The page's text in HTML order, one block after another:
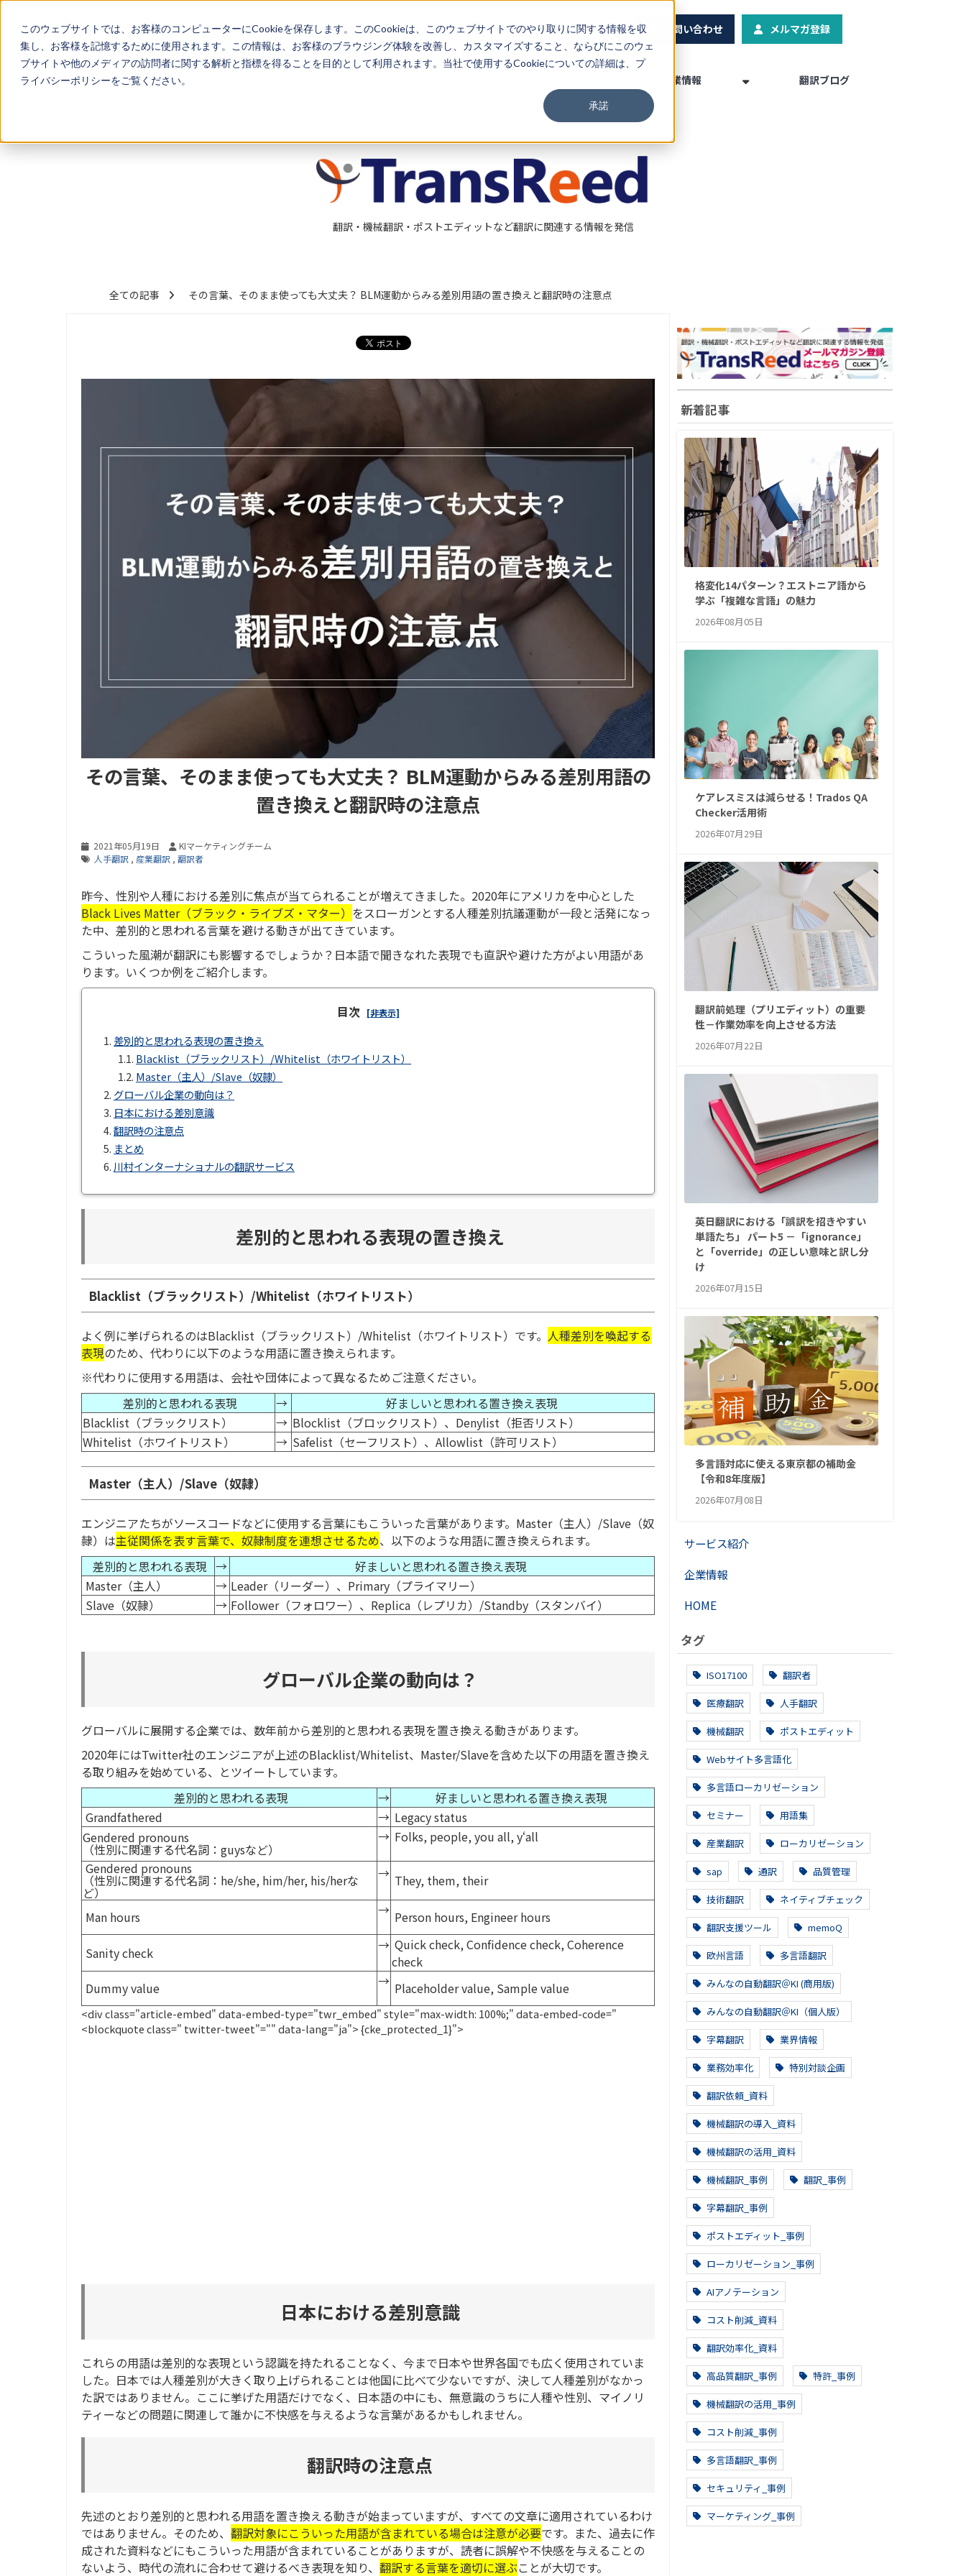
このウェブサイトでは、お客様のコンピューターにCookieを保存します。このCookieは、このウェブサイトでのやり取りに関する情報を収
集し、お客様を記憶するために使用されます。この情報は、お客様のブラウジング体験を改善し、カスタマイズすること、ならびにこのウェ
ブサイトや他のメディアの訪問者に関する解析と指標を得ることを目的として利用されます。当社で使用するCookieについての詳細は、プ
ライバシーポリシーをご覧ください。
承諾
03-3267-0270 EN お問い合わせ メルマガ登録
サービス 企業情報 翻訳ブログ
翻訳・機械翻訳・ポストエディットなど翻訳に関連する情報を発信
全ての記事 その言葉、そのまま使っても大丈夫？ BLM運動からみる差別用語の置き換えと翻訳時の注意点
その言葉、そのまま使っても大丈夫？ BLM運動からみる差別用語の
置き換えと翻訳時の注意点
2021年05月19日
KIマーケティングチーム
人手翻訳 , 産業翻訳 , 翻訳者
昨今、性別や人種における差別に焦点が当てられることが増えてきました。2020年にアメリカを中心とした
Black Lives Matter（ブラック・ライブズ・マター） をスローガンとする人種差別抗議運動が一段と活発になっ
た中、差別的と思われる言葉を避ける動きが出てきています。
こういった風潮が翻訳にも影響するでしょうか？日本語で聞きなれた表現でも直訳や避けた方がよい用語があ
ります。いくつか例をご紹介します。
目次 [非表示]
1. 差別的と思われる表現の置き換え
1.1. Blacklist（ブラックリスト）/Whitelist（ホワイトリスト）
1.2. Master（主人）/Slave（奴隷）
2. グローバル企業の動向は？
3. 日本における差別意識
4.翻訳時の注意点
5. まとめ
6. 川村インターナショナルの翻訳サービス
差別的と思われる表現の置き換え
Blacklist（ブラックリスト）/Whitelist（ホワイトリスト）
よく例に挙げられるのはBlacklist（ブラックリスト）/Whitelist（ホワイトリスト）です。 人種差別を喚起する
表現のため、代わりに以下のような用語に置き換えられます。
※代わりに使用する用語は、会社や団体によって異なるためご注意ください。
差別的と思われる表現
→
好ましいと思われる置き換え表現
Blacklist（ブラックリスト）
→ Blocklist（ブロックリスト）、Denylist（拒否リスト）
Whitelist（ホワイトリスト）
→ Safelist（セーフリスト）、Allowlist（許可リスト）
Master（主人）/Slave（奴隷）
エンジニアたちがソースコードなどに使用する言葉にもこういった言葉があります。Master（主人）/Slave（奴
隷）は主従関係を表す言葉で、奴隷制度を連想させるため、以下のような用語に置き換えられます。
差別的と思われる表現 →
好ましいと思われる置き換え表現
Master（主人）
→ Leader（リーダー）、Primary（プライマリー）
Slave（奴隷）
→ Follower（フォロワー）、Replica（レプリカ）/Standby（スタンバイ）
グローバル企業の動向は？
グローバルに展開する企業では、数年前から差別的と思われる表現を置き換える動きがあります。
2020年にはTwitter社のエンジニアが上述のBlacklist/Whitelist、Master/Slaveを含めた以下の用語を置き換え
る取り組みを始めている、とツイートしています。
差別的と思われる表現
→
好ましいと思われる置き換え表現
Grandfathered
→ Legacy status
Gendered pronouns
（性別に関連する代名詞：guysなど）
→ Folks, people, you all, y‘all
Gendered pronouns
（性別に関連する代名詞：he/she, him/her, his/herな
ど）
→ They, them, their
Man hours → Person hours, Engineer hours
Sanity check → Quick check, Confidence check, Coherence
check
Dummy value
→ Placeholder value, Sample value
<div class="article-embed" data-embed-type="twr_embed" style="max-width: 100%;" data-embed-code="
<blockquote class=" twitter-tweet"="" data-lang="ja">{cke_protected_1}">
日本における差別意識
これらの用語は差別的な表現という認識を持たれることなく、今まで日本や世界各国でも広く使用されていま
した。日本では人種差別が大きく取り上げられることは他国に比べて少ないですが、決して人種差別がなかっ
た訳ではありません。ここに挙げた用語だけでなく、日本語の中にも、無意識のうちに人種や性別、マイノリ
ティーなどの問題に関連して誰かに不快感を与えるような言葉があるかもしれません。
翻訳時の注意点
先述のとおり差別的と思われる用語を置き換える動きが始まっていますが、すべての文章に適用されているわけ
ではありません。そのため、 翻訳対象にこういった用語が含まれている場合は注意が必要です。また、過去に作
成された資料などにもこういった用語が含まれていることがありますが、読者に誤解や不快感を与えることの
ないよう、時代の流れに合わせて避けるべき表現を知り、 翻訳する言葉を適切に選ぶことが大切です。
新着記事
格変化14パターン？エストニア語から
学ぶ「複雑な言語」の魅力
2026年08月05日
ケアレスミスは減らせる！Trados QA
Checker活用術
2026年07月29日
翻訳前処理（プリエディット）の重要
性－作業効率を向上させる方法
2026年07月22日
英日翻訳における「誤訳を招きやすい
単語たち」 パート5 －「ignorance」
と「override」の正しい意味と訳し分
け
2026年07月15日
多言語対応に使える東京都の補助金
【令和8年度版】
2026年07月08日
サービス紹介
企業情報
HOME
タグ
ISO17100 翻訳者
医療翻訳 人手翻訳
機械翻訳 ポストエディット
Webサイト多言語化
多言語ローカリゼーション
セミナー 用語集
産業翻訳 ローカリゼーション
sap 通訳 品質管理
技術翻訳 ネイティブチェック
翻訳支援ツール memoQ
欧州言語 多言語翻訳
みんなの自動翻訳＠KI (商用版)
みんなの自動翻訳＠KI（個人版）
字幕翻訳 業界情報
業務効率化 特別対談企画
翻訳依頼_資料
機械翻訳の導入_資料
機械翻訳の活用_資料
機械翻訳_事例 翻訳_事例
字幕翻訳_事例
ポストエディット_事例
ローカリゼーション_事例
AIアノテーション
コスト削減_資料
翻訳効率化_資料
高品質翻訳_事例 特許_事例
機械翻訳の活用_事例
コスト削減_事例
多言語翻訳_事例
セキュリティ_事例
マーケティング_事例